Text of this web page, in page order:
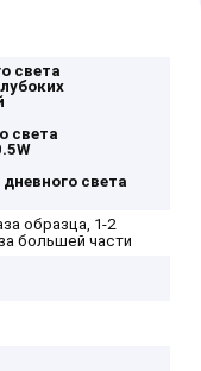
света
света
света
образца, 1-2
большей части